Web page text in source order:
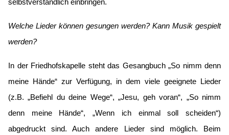
selbstverständlich einbringen.
Welche Lieder können gesungen werden? Kann Musik gespielt
werden?
In der Friedhofskapelle steht das Gesangbuch „So nimm denn
meine Hände“ zur Verfügung, in dem viele geeignete Lieder
(z.B. „Befiehl du deine Wege“, „Jesu, geh voran“, „So nimm
denn meine Hände“, „Wenn ich einmal soll scheiden“)
abgedruckt sind. Auch andere Lieder sind möglich. Beim